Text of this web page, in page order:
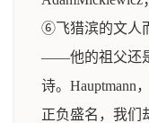
⑥飞猎滨的文人
——他的祖父还
诗。Hauptmann
正负盛名，我们